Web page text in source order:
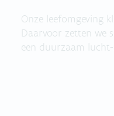
Onze leefomgeving
Daarvoor zetten we
een duurzaam